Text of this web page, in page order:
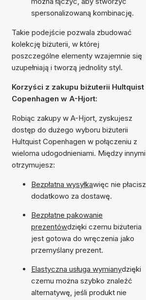
spersonalizowaną kombinację.
Takie podejście pozwala zbudować
kolekcję biżuterii, w której
poszczególne elementy wzajemnie się
uzupełniają i tworzą jednolity styl.
Korzyści z zakupu biżuterii Hultquist
Copenhagen w A-Hjort:
Robiąc zakupy w A-Hjort, zyskujesz
dostęp do dużego wyboru biżuterii
Hultquist Copenhagen w połączeniu z
wieloma udogodnieniami. Między innymi
otrzymujesz:
Bezpłatna wysyłkawięc nie płacisz
dodatkowo za dostawę.
Bezpłatne pakowanie
prezentówdzięki czemu biżuteria
jest gotowa do wręczenia jako
przemyślany prezent.
Elastyczna usługa wymianydzięki
czemu można szybko znaleźć
alternatywę, jeśli produkt nie